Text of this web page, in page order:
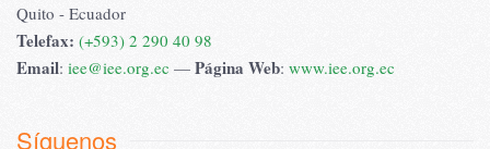
Quito - Ecuador
Telefax: (+593) 2 290 40 98
Email: iee@iee.org.ec — Página Web: www.iee.org.ec
Síguenos